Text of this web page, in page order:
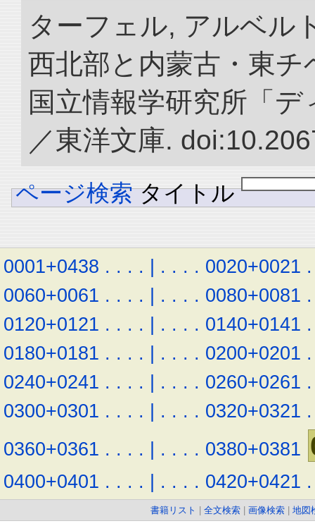
ターフェル, アルベル
西北部と内蒙古・東チ
国立情報学研究所「
／東洋文庫.
ページ検索 タイトル
0001+0438 . . . . | . . . . 0020+0021 .
0060+0061 . . . . | . . . . 0080+0081 .
0120+0121 . . . . | . . . . 0140+0141 .
0180+0181 . . . . | . . . . 0200+0201 .
0240+0241 . . . . | . . . . 0260+0261 .
0300+0301 . . . . | . . . . 0320+0321 .
0360+0361 . . . . | . . . . 0380+0381
0400+0401 . . . . | . . . . 0420+0421 .
書籍リスト 全文検索 画像検索 地図